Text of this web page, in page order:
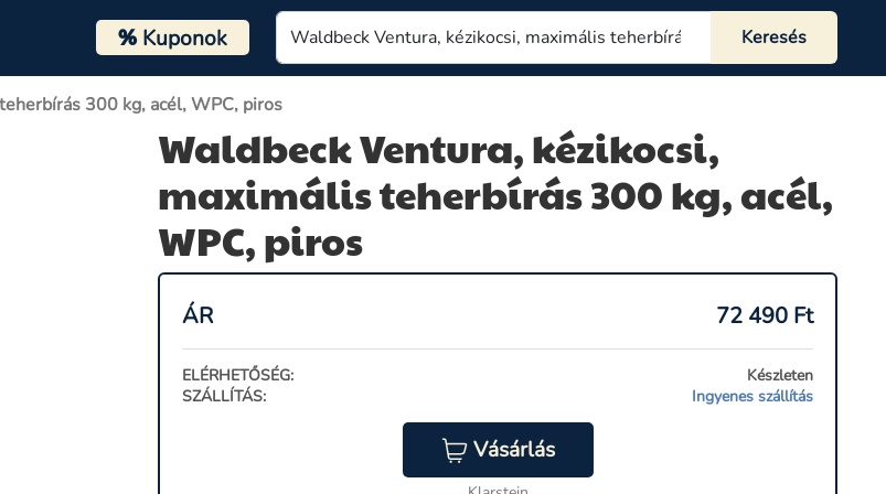
%Kuponok
300 kg, acél, WPC, piros
Waldbeck Ventura, kézikocsi,
maximális teherbírás 300 kg, acél,
WPC, piros
ÁR 72 490 Ft
ELÉRHETŐSÉG:
Készleten
SZÁLLÍTÁS:
Ingyenes szállítás
Vásárlás